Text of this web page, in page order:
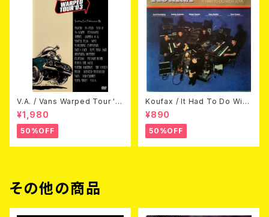
V.A. / Vans Warped Tour '0
3 (DVD)
¥1,980
50%OFF
Koufax / It Had To Do With
Love (CD)
¥890
50%OFF
その他の商品